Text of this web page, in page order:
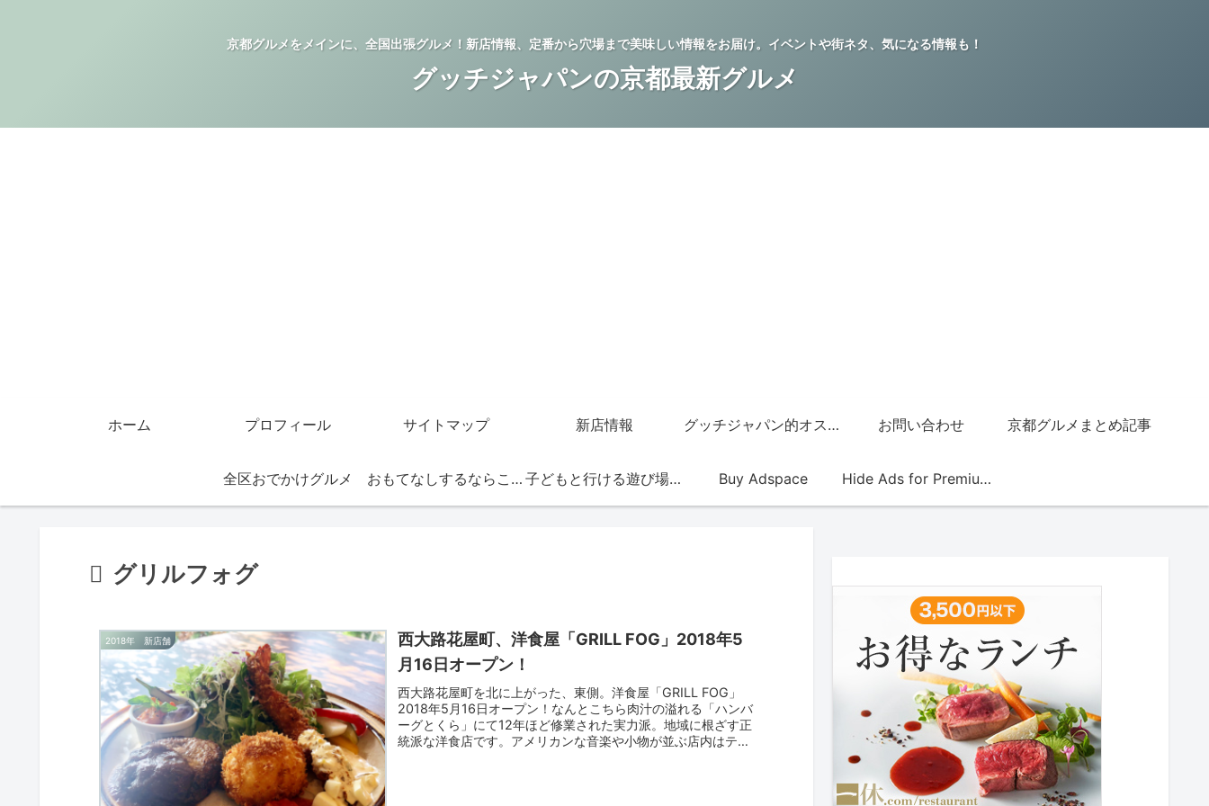
京都グルメをメインに、全国出張グルメ！新店情報、定番から穴場まで美味しい情報をお届け。イベントや街ネタ、気になる情報も！
グッチジャパンの京都最新グルメ
ホーム プロフィール サイトマップ 新店情報 グッチジャパン的オススメ店 お問い合わせ 京都グルメまとめ記事
全区おでかけグルメ おもてなしするならこの店 子どもと行ける遊び場・お店 Buy Adspace Hide Ads for Premium Members
グリルフォグ
2018年 新店舗
西大路花屋町、洋食屋「GRILL FOG」2018年5
月16日オープン！
西大路花屋町を北に上がった、東側。洋食屋「GRILL FOG」
2018年5月16日オープン！なんとこちら肉汁の溢れる「ハンバ
ーグとくら」にて12年ほど修業された実力派。地域に根ざす正
統派な洋食店です。アメリカンな音楽や小物が並ぶ店内はテー